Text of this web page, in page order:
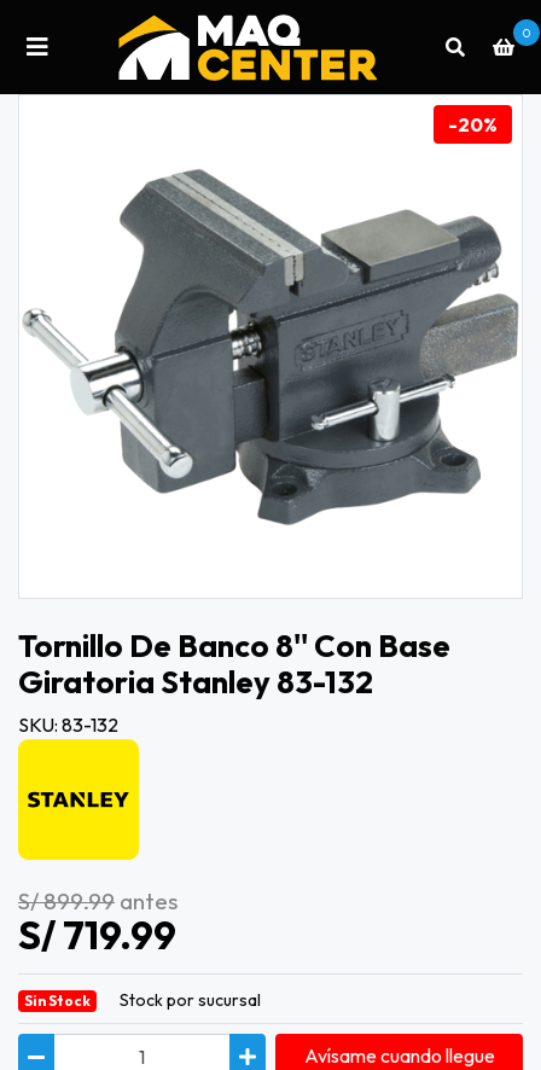
0
-20%
Tornillo De Banco 8'' Con Base
Giratoria Stanley 83-132
SKU: 83-132
S/ 899.99 antes
S/ 719.99
Sin Stock Stock por sucursal
Avísame cuando llegue